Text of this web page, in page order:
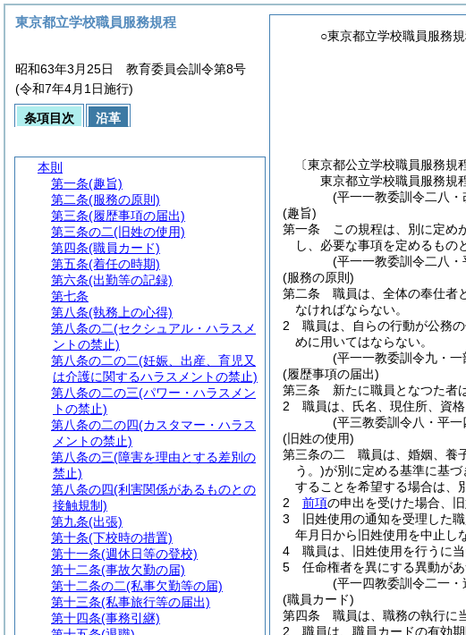
○東京都立学校職員服務
〔東京都公立学校職員服務規
東京都立学校職員服務規
(平一一教委訓令二八・
(趣旨)
第一条
この規程は、別に定め
し、必要な事項を定めるもの
(平一一教委訓令二八
(服務の原則)
第二条
職員は、全体の奉仕者
なければならない。
2
職員は、自らの行動が公務
めに用いてはならない。
(平一一教委訓令九・一
(履歴事項の届出)
第三条
新たに職員となつた者
2
職員は、氏名、現住所、資
(平三教委訓令八・平
(旧姓の使用)
第三条の二
職員は、婚姻、養
う。)が別に定める基準に基
することを希望する場合は、
2
前項の申出を受けた場合、
3
旧姓使用の通知を受理した
年月日から旧姓使用を中止し
4
職員は、旧姓使用を行うに
5
任命権者を異にする異動が
(平一四教委訓令二一・
(職員カード)
第四条
職員は、職務の執行に
2
職員は、職員カードの有効
東京都立学校職員服務規程
昭和63年3月25日 教育委員会訓令第8号
(令和7年4月1日施行)
条項目次 沿革
本則
第一条(趣旨)
第二条(服務の原則)
第三条(履歴事項の届出)
第三条の二(旧姓の使用)
第四条(職員カード)
第五条(着任の時期)
第六条(出勤等の記録)
第七条
第八条(執務上の心得)
第八条の二(セクシュアル・ハラスメ
ントの禁止)
第八条の二の二(妊娠、出産、育児又
は介護に関するハラスメントの禁止)
第八条の二の三(パワー・ハラスメン
トの禁止)
第八条の二の四(カスタマー・ハラス
メントの禁止)
第八条の三(障害を理由とする差別の
禁止)
第八条の四(利害関係があるものとの
接触規制)
第九条(出張)
第十条(下校時の措置)
第十一条(週休日等の登校)
第十二条(事故欠勤の届)
第十二条の二(私事欠勤等の届)
第十三条(私事旅行等の届出)
第十四条(事務引継)